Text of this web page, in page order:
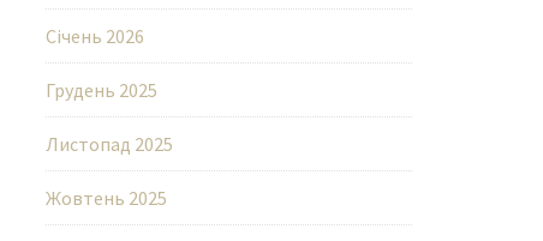
Січень 2026
Грудень 2025
Листопад 2025
Жовтень 2025